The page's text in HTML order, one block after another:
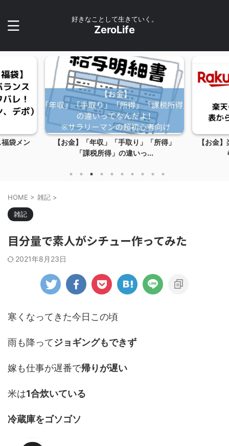
好きなことして生きていく。
ZeroLife
所得」
【お金】楽天○○を初めて使うのに表か
ら入会してないです...
【264
HOME > 雑記 >
雑記
目分量で素人がシチュー作ってみた
2021年8月23日
寒くなってきた今日この頃
雨も降ってジョギングもできず
嫁も仕事が遅番で帰りが遅い
米は1合炊いている
冷蔵庫をゴソゴソ